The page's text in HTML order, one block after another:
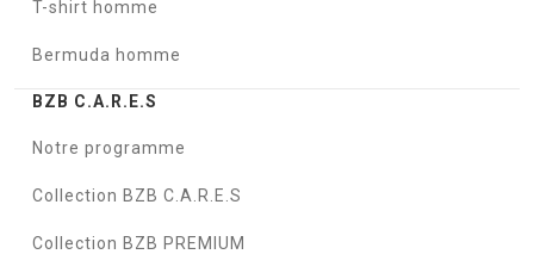
T-shirt homme
Bermuda homme
BZB C.A.R.E.S
Notre programme
Collection BZB C.A.R.E.S
Collection BZB PREMIUM